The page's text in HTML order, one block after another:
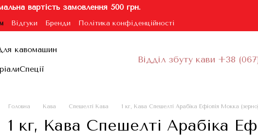
вартість замовлення 500 грн.
Відгуки Бренди
Політика конфіденційності
кавомашин
Спеції
Відділ збуту кави +38
Головна Кава Спешелті Кава 1 кг, Кава Спешелті Арабіка Ефіопія Мокка (зерно)
1 кг, Кава Спешелті Арабіка